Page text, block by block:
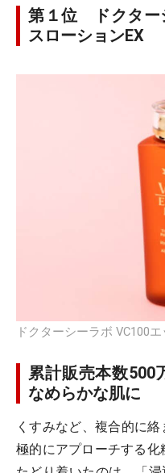
第１位 ドクター
スローションEX
ドクターシーラボ VC100
累計販売本数500
なめらかな肌に
くすみなど、複合的に
極的にアプローチする